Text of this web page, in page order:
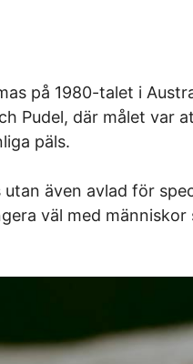
på 1980-talet i
Pudel, där målet var
päls.
även avlad för
väl med människor